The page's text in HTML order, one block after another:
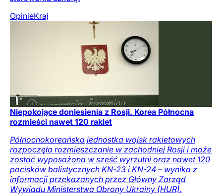
OpinieKraj
Niepokojące doniesienia z Rosji. Korea Północna
rozmieści nawet 120 rakiet
Północnokoreańska jednostka wojsk rakietowych
rozpoczęła rozmieszczanie w zachodniej Rosji i może
zostać wyposażona w sześć wyrzutni oraz nawet 120
pocisków balistycznych KN-23 i KN-24 – wynika z
informacji przekazanych przez Główny Zarząd
Wywiadu Ministerstwa Obrony Ukrainy (HUR).